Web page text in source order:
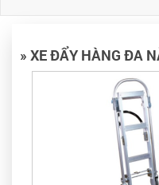
» XE ĐẨY HÀNG ĐA